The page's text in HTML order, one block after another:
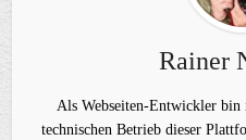
Rainer
Als Webseiten-Entwickler bin
technischen Betrieb dieser